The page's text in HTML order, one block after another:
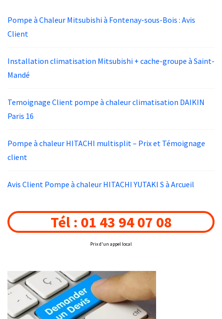
Pompe à Chaleur Mitsubishi à Fontenay-sous-Bois : Avis
Client
Installation climatisation Mitsubishi + cache-groupe à Saint-
Mandé
Temoignage Client pompe à chaleur climatisation DAIKIN
Paris 16
Pompe à chaleur HITACHI multisplit – Prix et Témoignage
client
Avis Client Pompe à chaleur HITACHI YUTAKI S à Arcueil
Tél : 01 43 94 07 08
Prix d'un appel local